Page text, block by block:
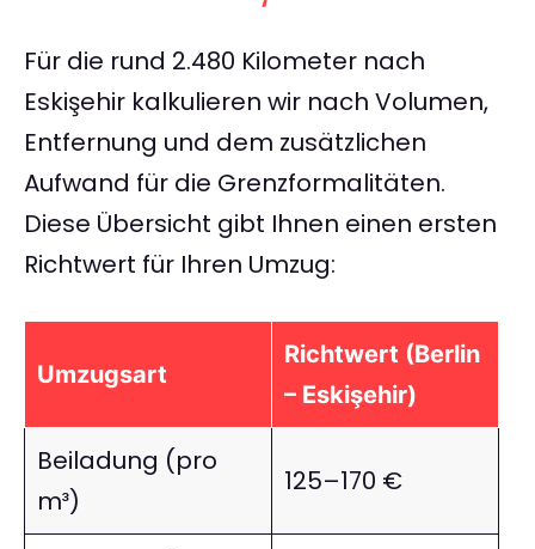
Für die rund 2.480 Kilometer nach
Eskişehir kalkulieren wir nach Volumen,
Entfernung und dem zusätzlichen
Aufwand für die Grenzformalitäten.
Diese Übersicht gibt Ihnen einen ersten
Richtwert für Ihren Umzug:
Umzugsart
Richtwert (Berlin
– Eskişehir)
Beiladung (pro
m³)
125–170 €